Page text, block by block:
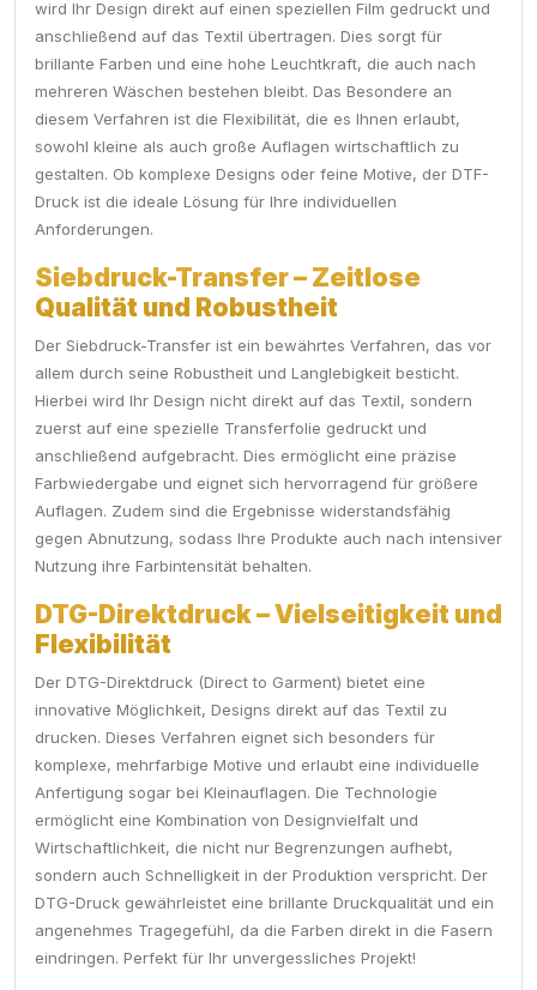
wird Ihr Design direkt auf einen speziellen Film gedruckt und
anschließend auf das Textil übertragen. Dies sorgt für
brillante Farben und eine hohe Leuchtkraft, die auch nach
mehreren Wäschen bestehen bleibt. Das Besondere an
diesem Verfahren ist die Flexibilität, die es Ihnen erlaubt,
sowohl kleine als auch große Auflagen wirtschaftlich zu
gestalten. Ob komplexe Designs oder feine Motive, der DTF-
Druck ist die ideale Lösung für Ihre individuellen
Anforderungen.
Siebdruck-Transfer – Zeitlose
Qualität und Robustheit
Der Siebdruck-Transfer ist ein bewährtes Verfahren, das vor
allem durch seine Robustheit und Langlebigkeit besticht.
Hierbei wird Ihr Design nicht direkt auf das Textil, sondern
zuerst auf eine spezielle Transferfolie gedruckt und
anschließend aufgebracht. Dies ermöglicht eine präzise
Farbwiedergabe und eignet sich hervorragend für größere
Auflagen. Zudem sind die Ergebnisse widerstandsfähig
gegen Abnutzung, sodass Ihre Produkte auch nach intensiver
Nutzung ihre Farbintensität behalten.
DTG-Direktdruck – Vielseitigkeit und
Flexibilität
Der DTG-Direktdruck (Direct to Garment) bietet eine
innovative Möglichkeit, Designs direkt auf das Textil zu
drucken. Dieses Verfahren eignet sich besonders für
komplexe, mehrfarbige Motive und erlaubt eine individuelle
Anfertigung sogar bei Kleinauflagen. Die Technologie
ermöglicht eine Kombination von Designvielfalt und
Wirtschaftlichkeit, die nicht nur Begrenzungen aufhebt,
sondern auch Schnelligkeit in der Produktion verspricht. Der
DTG-Druck gewährleistet eine brillante Druckqualität und ein
angenehmes Tragegefühl, da die Farben direkt in die Fasern
eindringen. Perfekt für Ihr unvergessliches Projekt!